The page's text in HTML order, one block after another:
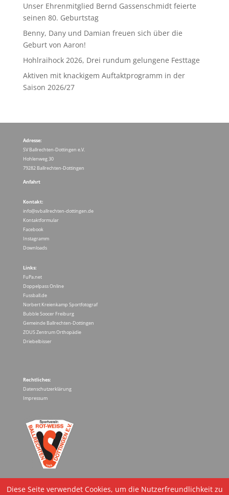
Unser Ehrenmitglied Bernd Gassenschmidt feierte
seinen 80. Geburtstag
Benny, Dany und Damian freuen sich über die
Geburt von Aaron!
Hohlraihock 2026, Drei rundum gelungene Festtage
Aktiven mit knackigem Auftaktprogramm in der
Saison 2026/27
Adresse:
SV Ballrechten-Dottingen e.V.
Hohlenweg 30
79282 Ballrechten-Dottingen
Anfahrt
Kontakt:
info@svballrechten-dottingen.de
Kontaktformular
Facebook
Instagramm
Downloads
Links:
FuPa.net
Doppelpass Online
Fussball.de
Norbert Kreienkamp Sportfotograf
Bubble Soocer Freiburg
Gemeinde Ballrechten-Dottingen
ZOUS Zentrum Orthopädie
Driebelbisser
Rechtliches:
Datenschutzerklärung
Impressum
Diese Seite verwendet Cookies, um die Nutzerfreundlichkeit zu